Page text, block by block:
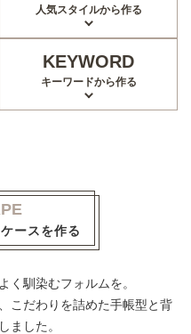
人気スタイルから作る
KEYWORD
キーワードから作る
ースを作る
く馴染むフォルムを。
こだわりを詰めた手帳型と背
ました。